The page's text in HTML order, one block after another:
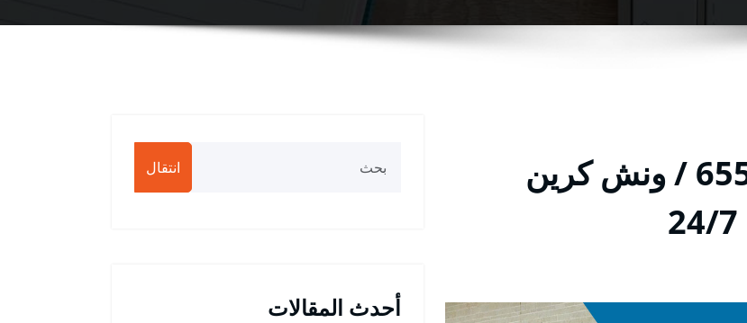
ونش الرحاب رقم / 65557275 / ونش كرين
انتقال
أحدث المقالات